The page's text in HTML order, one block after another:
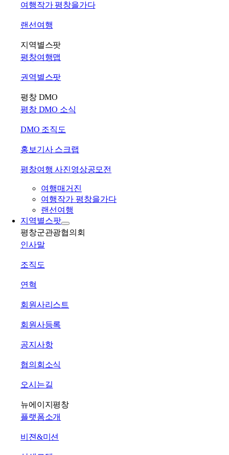
여행작가 평창을가다
랜선여행
지역별스팟
평창여행맵
권역별스팟
평창 DMO
평창 DMO 소식
DMO 조직도
홍보기사 스크랩
평창여행 사진영상공모전
여행매거진
여행작가 평창을가다
랜선여행
지역별스팟
평창군관광협의회
인사말
조직도
연혁
회원사리스트
회원사등록
공지사항
협의회소식
오시는길
뉴에이지평창
플랫폼소개
비젼&미션